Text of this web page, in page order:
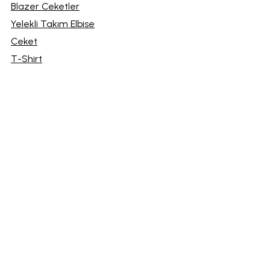
Blazer Ceketler
Yelekli Takım Elbise
Ceket
T-Shirt